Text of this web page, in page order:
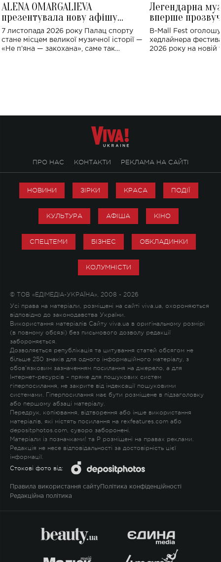
ALENA OMARGALIEVA
презентувала нову афішу
великого концерту в Палаці
спорту
7 листопада 2026 року Палац спорту
стане місцем великої музичної історії —
«Не пʼяна — закохана», саме так
Легендарна
вперше
Україні: де
B-Mall Fest
хедлайнера
2026 року на новій
ПРО НАС КОНТАКТИ РЕКЛАМА НА САЙТІ
НОВИНИ ЗІРКИ КРАСА ПОДІЇ
КУЛЬТУРА АФІША КІНО
СПЕЦТЕМИ БІЗНЕС ОБКЛАДИНКИ
КОЛУМНІСТИ
© ТОВ «ЕДІМЕДІА-УКРАЇНА», 2008 - 2026
Усі права на матеріали, розміщені на сайті viva.ua, охороняються
відповідно до законодавства України.
Використання матеріалів Сайту viva.ua в оригінальному розмірі
(в повному обсязі) без письмового дозволу редакції
забороняється.
Дозволяється републікація та цитування статей обсягом не
більше 250 знаків для одного інформаційного матеріалу, з
обов'язковим зазначенням посилання на джерело, а для
Інтернет-ресурсів – пряме для пошукових систем
гіперпосилання, не закрите від індексації пошуковими
системами. Гіперпосилання має бути розміщене в підзаголовку
або першому абзаці матеріалу.
Передрук, копіювання, відтворення або інше використання
матеріалів, які містять посилання на rexfeatures.com або
depositphotos.com, суворо заборонені.
Матеріали із позначками! та P розміщені на правах реклами.
Редакція не несе відповідальності за достовірність цієї
інформації.
Стокові фото від:
Правила використання сайту Політика конфіденційності
Редакційна політика